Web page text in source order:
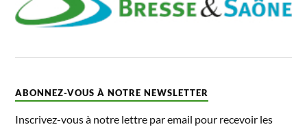
ABONNEZ-VOUS À NOTRE NEWSLETTER
Inscrivez-vous à notre lettre par email pour recevoir les